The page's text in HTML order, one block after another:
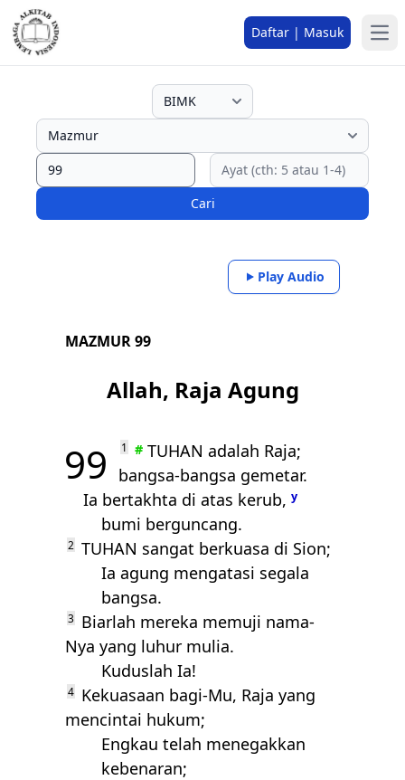
Daftar | Masuk
Cari
Play Audio
MAZMUR 99
Allah, Raja Agung
99 1 # TUHAN adalah Raja;
bangsa-bangsa gemetar.
Ia bertakhta di atas kerub, y
bumi berguncang.
2 TUHAN sangat berkuasa di Sion;
Ia agung mengatasi segala
bangsa.
3
Biarlah mereka memuji nama-
Nya yang luhur mulia.
Kuduslah Ia!
4 Kekuasaan bagi-Mu, Raja yang
mencintai hukum;
Engkau telah menegakkan
kebenaran;